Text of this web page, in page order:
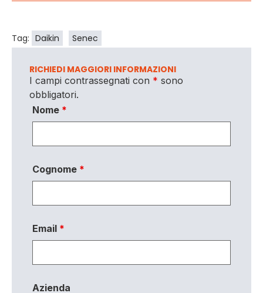
Tag: Daikin Senec
RICHIEDI MAGGIORI INFORMAZIONI
I campi contrassegnati con * sono
obbligatori.
Nome *
Cognome *
Email *
Azienda